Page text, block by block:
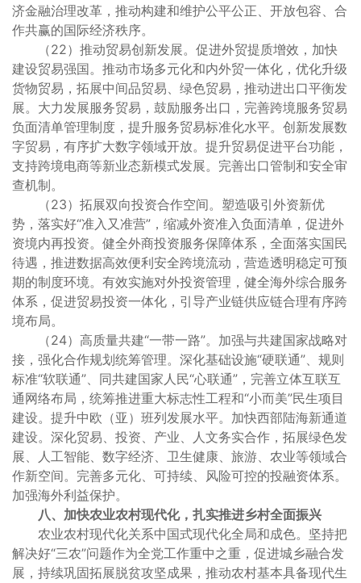
济金融治理改革，推动构建和维护公平公正、开放包容、合
作共赢的国际经济秩序。
（22）推动贸易创新发展。促进外贸提质增效，加快
建设贸易强国。推动市场多元化和内外贸一体化，优化升级
货物贸易，拓展中间品贸易、绿色贸易，推动进出口平衡发
展。大力发展服务贸易，鼓励服务出口，完善跨境服务贸易
负面清单管理制度，提升服务贸易标准化水平。创新发展数
字贸易，有序扩大数字领域开放。提升贸易促进平台功能，
支持跨境电商等新业态新模式发展。完善出口管制和安全审
查机制。
（23）拓展双向投资合作空间。塑造吸引外资新优
势，落实好“准入又准营”，缩减外资准入负面清单，促进外
资境内再投资。健全外商投资服务保障体系，全面落实国民
待遇，推进数据高效便利安全跨境流动，营造透明稳定可预
期的制度环境。有效实施对外投资管理，健全海外综合服务
体系，促进贸易投资一体化，引导产业链供应链合理有序跨
境布局。
（24）高质量共建“一带一路”。加强与共建国家战略对
接，强化合作规划统筹管理。深化基础设施“硬联通”、规则
标准“软联通”、同共建国家人民“心联通”，完善立体互联互
通网络布局，统筹推进重大标志性工程和“小而美”民生项目
建设。提升中欧（亚）班列发展水平。加快西部陆海新通道
建设。深化贸易、投资、产业、人文务实合作，拓展绿色发
展、人工智能、数字经济、卫生健康、旅游、农业等领域合
作新空间。完善多元化、可持续、风险可控的投融资体系。
加强海外利益保护。
八、加快农业农村现代化，扎实推进乡村全面振兴
农业农村现代化关系中国式现代化全局和成色。坚持把
解决好“三农”问题作为全党工作重中之重，促进城乡融合发
展，持续巩固拓展脱贫攻坚成果，推动农村基本具备现代生